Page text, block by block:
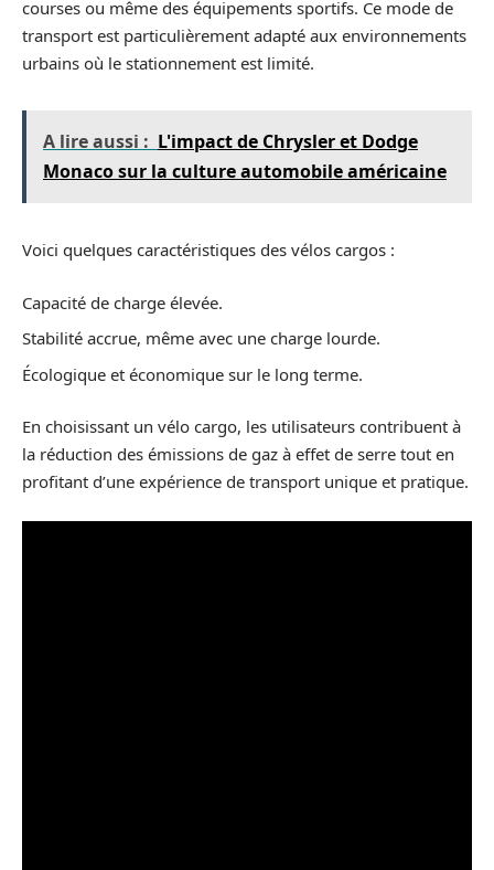
courses ou même des équipements sportifs. Ce mode de
transport est particulièrement adapté aux environnements
urbains où le stationnement est limité.
A lire aussi : L'impact de Chrysler et Dodge
Monaco sur la culture automobile américaine
Voici quelques caractéristiques des vélos cargos :
Capacité de charge élevée.
Stabilité accrue, même avec une charge lourde.
Écologique et économique sur le long terme.
En choisissant un vélo cargo, les utilisateurs contribuent à
la réduction des émissions de gaz à effet de serre tout en
profitant d’une expérience de transport unique et pratique.